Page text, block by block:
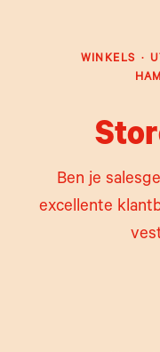
WINKELS ·
Ben je
excellente